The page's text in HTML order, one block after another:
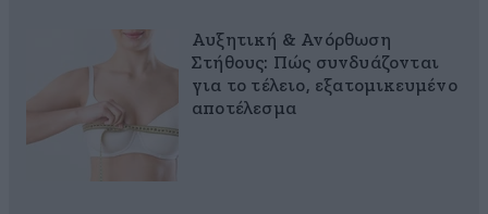
Αυξητική & Ανόρθωση
Στήθους: Πώς συνδυάζονται
για το τέλειο, εξατομικευμένο
αποτέλεσμα